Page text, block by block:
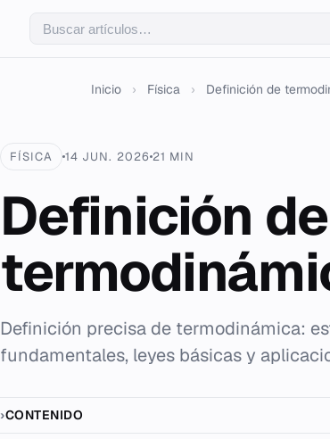
Inicio › Física › Definición de
FÍSICA 14 JUN. 2026 21 MIN
Definición de
Definición precisa de termodinámica:
fundamentales, leyes básicas y
CONTENIDO